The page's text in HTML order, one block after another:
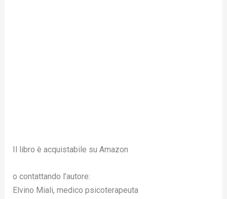
Il libro è acquistabile su Amazon
o contattando l’autore:
Elvino Miali, medico psicoterapeuta